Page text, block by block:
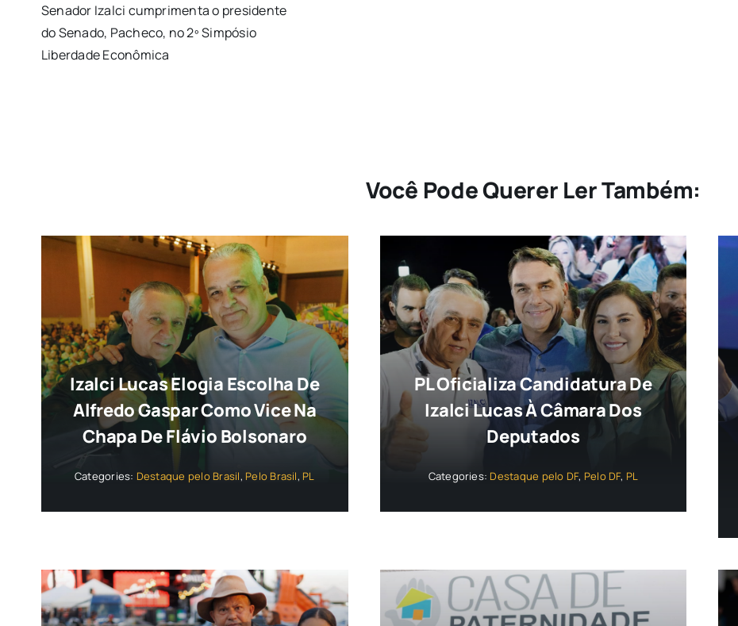
Senador Izalci cumprimenta o presidente
do Senado, Pacheco, no 2º Simpósio
Liberdade Econômica
Você Pode Querer Ler Também:
Izalci Lucas Elogia Escolha De
Alfredo Gaspar Como Vice Na
Chapa De Flávio Bolsonaro
Categories: Destaque pelo Brasil, Pelo Brasil, PL
PL Oficializa Candidatura De
Izalci Lucas À Câmara Dos
Deputados
Categories: Destaque pelo DF, Pelo DF, PL